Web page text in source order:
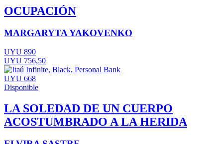
OCUPACIÓN
MARGARYTA YAKOVENKO
UYU 890
UYU 756,50
UYU 668
Disponible
LA SOLEDAD DE UN CUERPO
ACOSTUMBRADO A LA HERIDA